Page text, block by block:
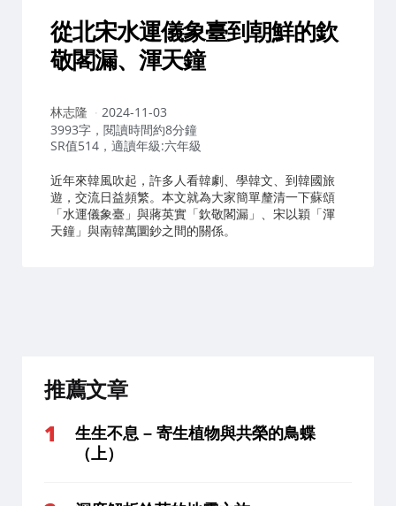
從北宋水運儀象臺到朝鮮的欽
敬閣漏、渾天鐘
作
者：
林志隆
2024-11-03
3993字，閱讀時間約8分鐘
SR值514，適讀年級:六年級
近年來韓風吹起，許多人看韓劇、學韓文、到韓國旅
遊，交流日益頻繁。本文就為大家簡單釐清一下蘇頌
「水運儀象臺」與蔣英實「欽敬閣漏」、宋以穎「渾
天鐘」與南韓萬圜鈔之間的關係。
推薦文章
生生不息 – 寄生植物與共榮的鳥蝶
（上）